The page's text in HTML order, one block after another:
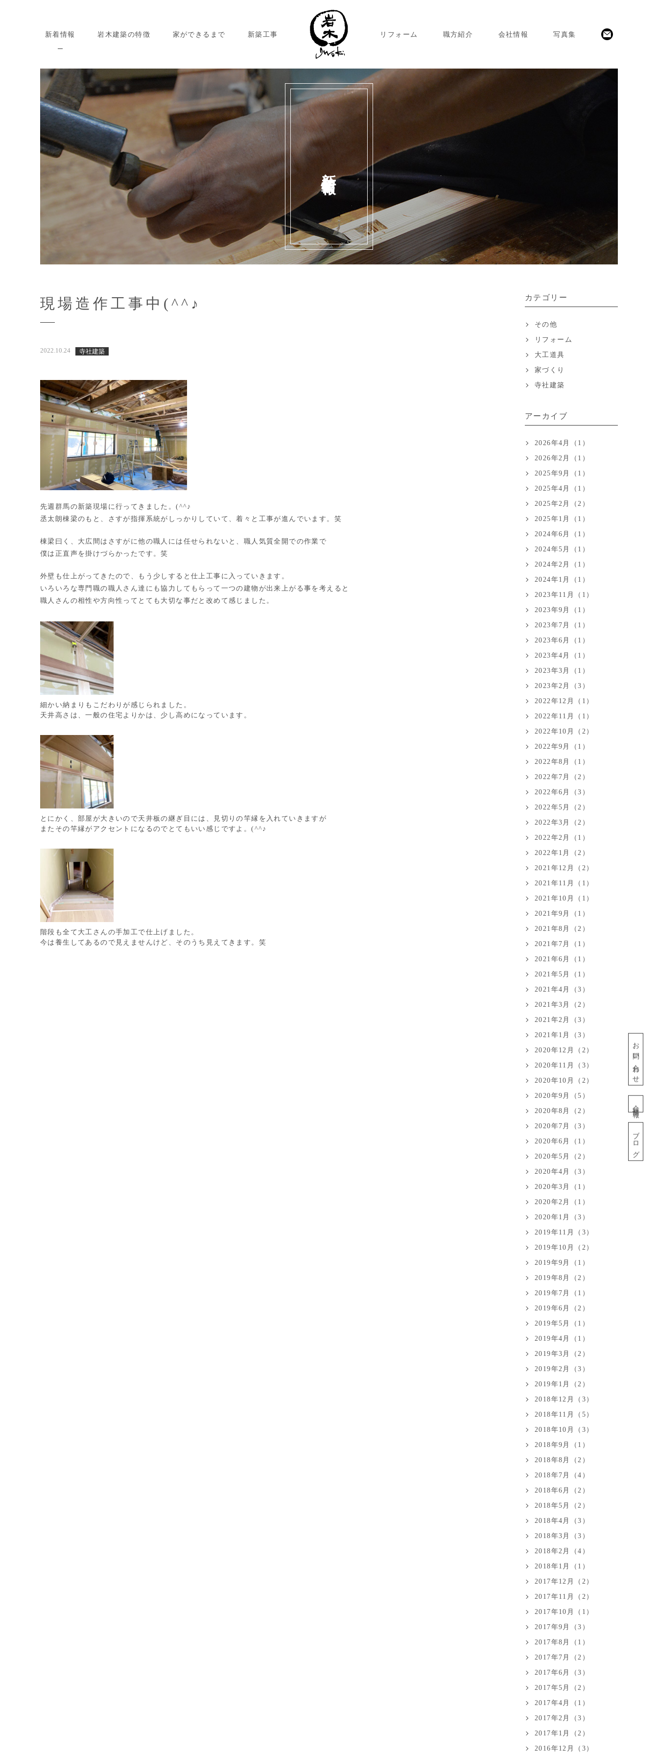
新着情報 岩木建築の特徴 家ができるまで 新築工事 リフォーム 職方紹介 会社情報 写真集
お問い合わせ
会社情報
ブログ
現場造作工事中(^^♪
2022.10.24 寺社建築
先週群馬の新築現場に行ってきました。(^^♪
丞太朗棟梁のもと、さすが指揮系統がしっかりしていて、着々と工事が進んでいます。笑
棟梁曰く、大広間はさすがに他の職人には任せられないと、職人気質全開での作業で
僕は正直声を掛けづらかったです。笑
外壁も仕上がってきたので、もう少しすると仕上工事に入っていきます。
いろいろな専門職の職人さん達にも協力してもらって一つの建物が出来上がる事を考えると
職人さんの相性や方向性ってとても大切な事だと改めて感じました。
細かい納まりもこだわりが感じられました。
天井高さは、一般の住宅よりかは、少し高めになっています。
とにかく、部屋が大きいので天井板の継ぎ目には、見切りの竿縁を入れていきますが
またその竿縁がアクセントになるのでとてもいい感じですよ。(^^♪
階段も全て大工さんの手加工で仕上げました。
今は養生してあるので見えませんけど、そのうち見えてきます。笑
カテゴリー
その他
リフォーム
大工道具
家づくり
寺社建築
アーカイブ
2026年4月（1）
2026年2月（1）
2025年9月（1）
2025年4月（1）
2025年2月（2）
2025年1月（1）
2024年6月（1）
2024年5月（1）
2024年2月（1）
2024年1月（1）
2023年11月（1）
2023年9月（1）
2023年7月（1）
2023年6月（1）
2023年4月（1）
2023年3月（1）
2023年2月（3）
2022年12月（1）
2022年11月（1）
2022年10月（2）
2022年9月（1）
2022年8月（1）
2022年7月（2）
2022年6月（3）
2022年5月（2）
2022年3月（2）
2022年2月（1）
2022年1月（2）
2021年12月（2）
2021年11月（1）
2021年10月（1）
2021年9月（1）
2021年8月（2）
2021年7月（1）
2021年6月（1）
2021年5月（1）
2021年4月（3）
2021年3月（2）
2021年2月（3）
2021年1月（3）
2020年12月（2）
2020年11月（3）
2020年10月（2）
2020年9月（5）
2020年8月（2）
2020年7月（3）
2020年6月（1）
2020年5月（2）
2020年4月（3）
2020年3月（1）
2020年2月（1）
2020年1月（3）
2019年11月（3）
2019年10月（2）
2019年9月（1）
2019年8月（2）
2019年7月（1）
2019年6月（2）
2019年5月（1）
2019年4月（1）
2019年3月（2）
2019年2月（3）
2019年1月（2）
2018年12月（3）
2018年11月（5）
2018年10月（3）
2018年9月（1）
2018年8月（2）
2018年7月（4）
2018年6月（2）
2018年5月（2）
2018年4月（3）
2018年3月（3）
2018年2月（4）
2018年1月（1）
2017年12月（2）
2017年11月（2）
2017年10月（1）
2017年9月（3）
2017年8月（1）
2017年7月（2）
2017年6月（3）
2017年5月（2）
2017年4月（1）
2017年2月（3）
2017年1月（2）
2016年12月（3）